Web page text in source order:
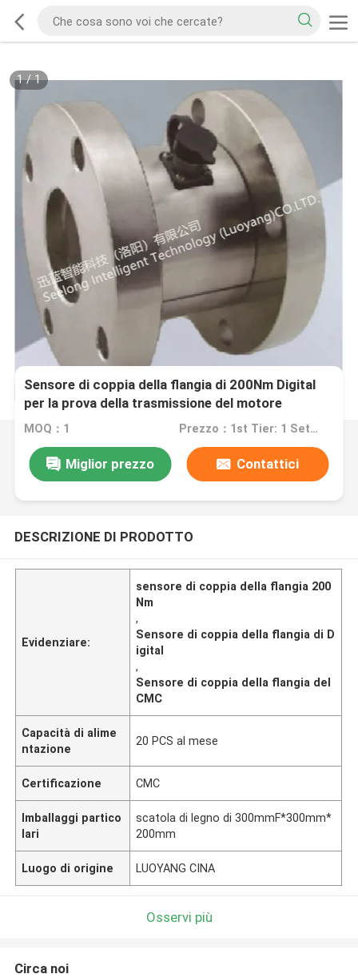
1/1
Sensore di coppia della flangia di 200Nm Digital
per la prova della trasmissione del motore
MOQ：1 Prezzo：1st Tier: 1 Set, Unit Price USD 3.00 2nd Tier: 2-5 Sets, Unit Price USD 2.00 3rd Tier: Over 5 Sets, Unit Price USD 1.00
Miglior prezzo Contattici
DESCRIZIONE DI PRODOTTO
Evidenziare:
sensore di coppia della flangia 200
Nm
,
Sensore di coppia della flangia di D
igital
,
Sensore di coppia della flangia del
CMC
Capacità di alime
ntazione
20 PCS al mese
Certificazione CMC
Imballaggi partico
lari
scatola di legno di 300mmF*300mm*
200mm
Luogo di origine LUOYANG CINA
Osservi più
Circa noi